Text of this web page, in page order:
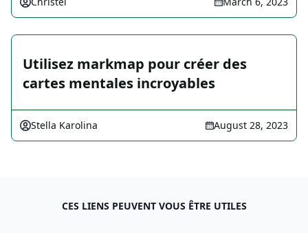
Utilisez markmap pour créer des
cartes mentales incroyables
Stella Karolina August 28, 2023
CES LIENS PEUVENT VOUS ÊTRE UTILES